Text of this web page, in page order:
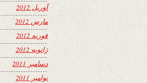
آوریل 2012
مارس 2012
فوریه 2012
ژانویه 2012
دسامبر 2011
نوامبر 2011